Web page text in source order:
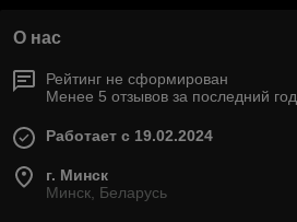
О нас
Рейтинг не сформирован
Менее 5 отзывов за последний год
Работает с 19.02.2024
г. Минск
Минск, Беларусь